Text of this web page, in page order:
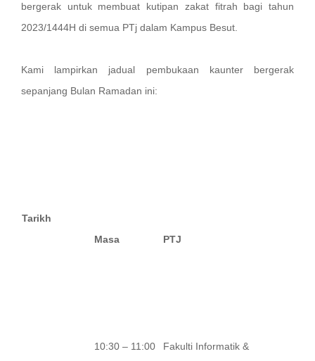
bergerak untuk membuat kutipan zakat fitrah bagi tahun
2023/1444H di semua PTj dalam Kampus Besut.
Kami lampirkan jadual pembukaan kaunter bergerak
sepanjang Bulan Ramadan ini:
Tarikh
Masa
PTJ
10:30 – 11:00
Fakulti Informatik &